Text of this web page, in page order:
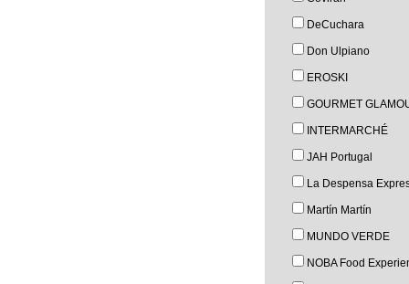
DeCuchara
Don Ulpiano
EROSKI
GOURMET
INTERMARCHÉ
JAH Portugal
La Despensa
Martín Martín
MUNDO VERDE
NOBA Food